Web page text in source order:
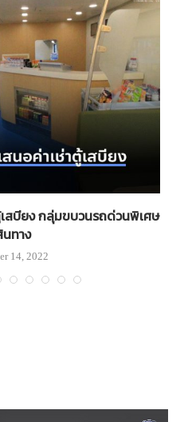
สบียง กลุ่มขบวนรถด่วนพิเศษ
นทาง
14, 2022